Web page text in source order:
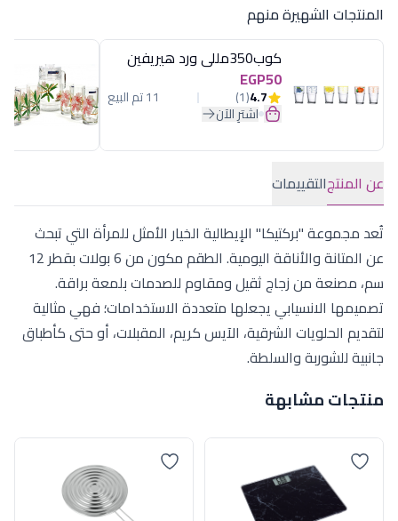
المنتجات الشهيرة منهم
كوب350مللى ورد هيريفين
EGP50
4.7
(1) 11 تم البيع
اشترِ الآن
عن المنتجالتقييمات
تُعد مجموعة "بركتيكا" الإيطالية الخيار الأمثل للمرأة التي تبحث
عن المتانة والأناقة اليومية. الطقم مكون من 6 بولات بقطر 12
سم، مصنعة من زجاج ثقيل ومقاوم للصدمات بلمعة براقة.
تصميمها الانسيابي يجعلها متعددة الاستخدامات؛ فهي مثالية
لتقديم الحلويات الشرقية، الآيس كريم، المقبلات، أو حتى كأطباق
جانبية للشوربة والسلطة.
منتجات مشابهة